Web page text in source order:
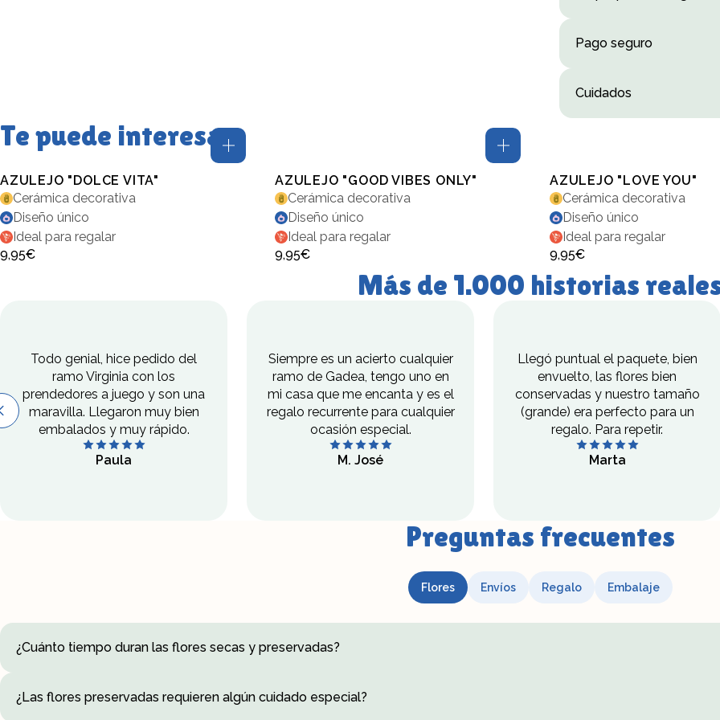
Pago seguro
Cuidados
No necesita agua.
Te puede interesar
AZULEJO "DOLCE VITA"
Cerámica decorativa
Diseño único
Ideal para regalar
9,95€
AZULEJO "GOOD VIBES ONLY"
Cerámica decorativa
Diseño único
Ideal para regalar
9,95€
AZULEJO "LOVE YOU"
Cerámica decorativa
Diseño único
Ideal para regalar
9,95€
Más de 1.000 historias
Todo genial, hice pedido del
ramo Virginia con los
prendedores a juego y son una
maravilla. Llegaron muy bien
embalados y muy rápido.
Paula
Siempre es un acierto cualquier
ramo de Gadea, tengo uno en
mi casa que me encanta y es el
regalo recurrente para cualquier
ocasión especial.
M. José
Llegó puntual el paquete, bien
envuelto, las flores bien
conservadas y nuestro tamaño
(grande) era perfecto para un
regalo. Para repetir.
Marta
Preguntas frecuentes
Flores Envíos Regalo Embalaje
¿Cuánto tiempo duran las flores secas y preservadas?
¿Las flores preservadas requieren algún cuidado especial?